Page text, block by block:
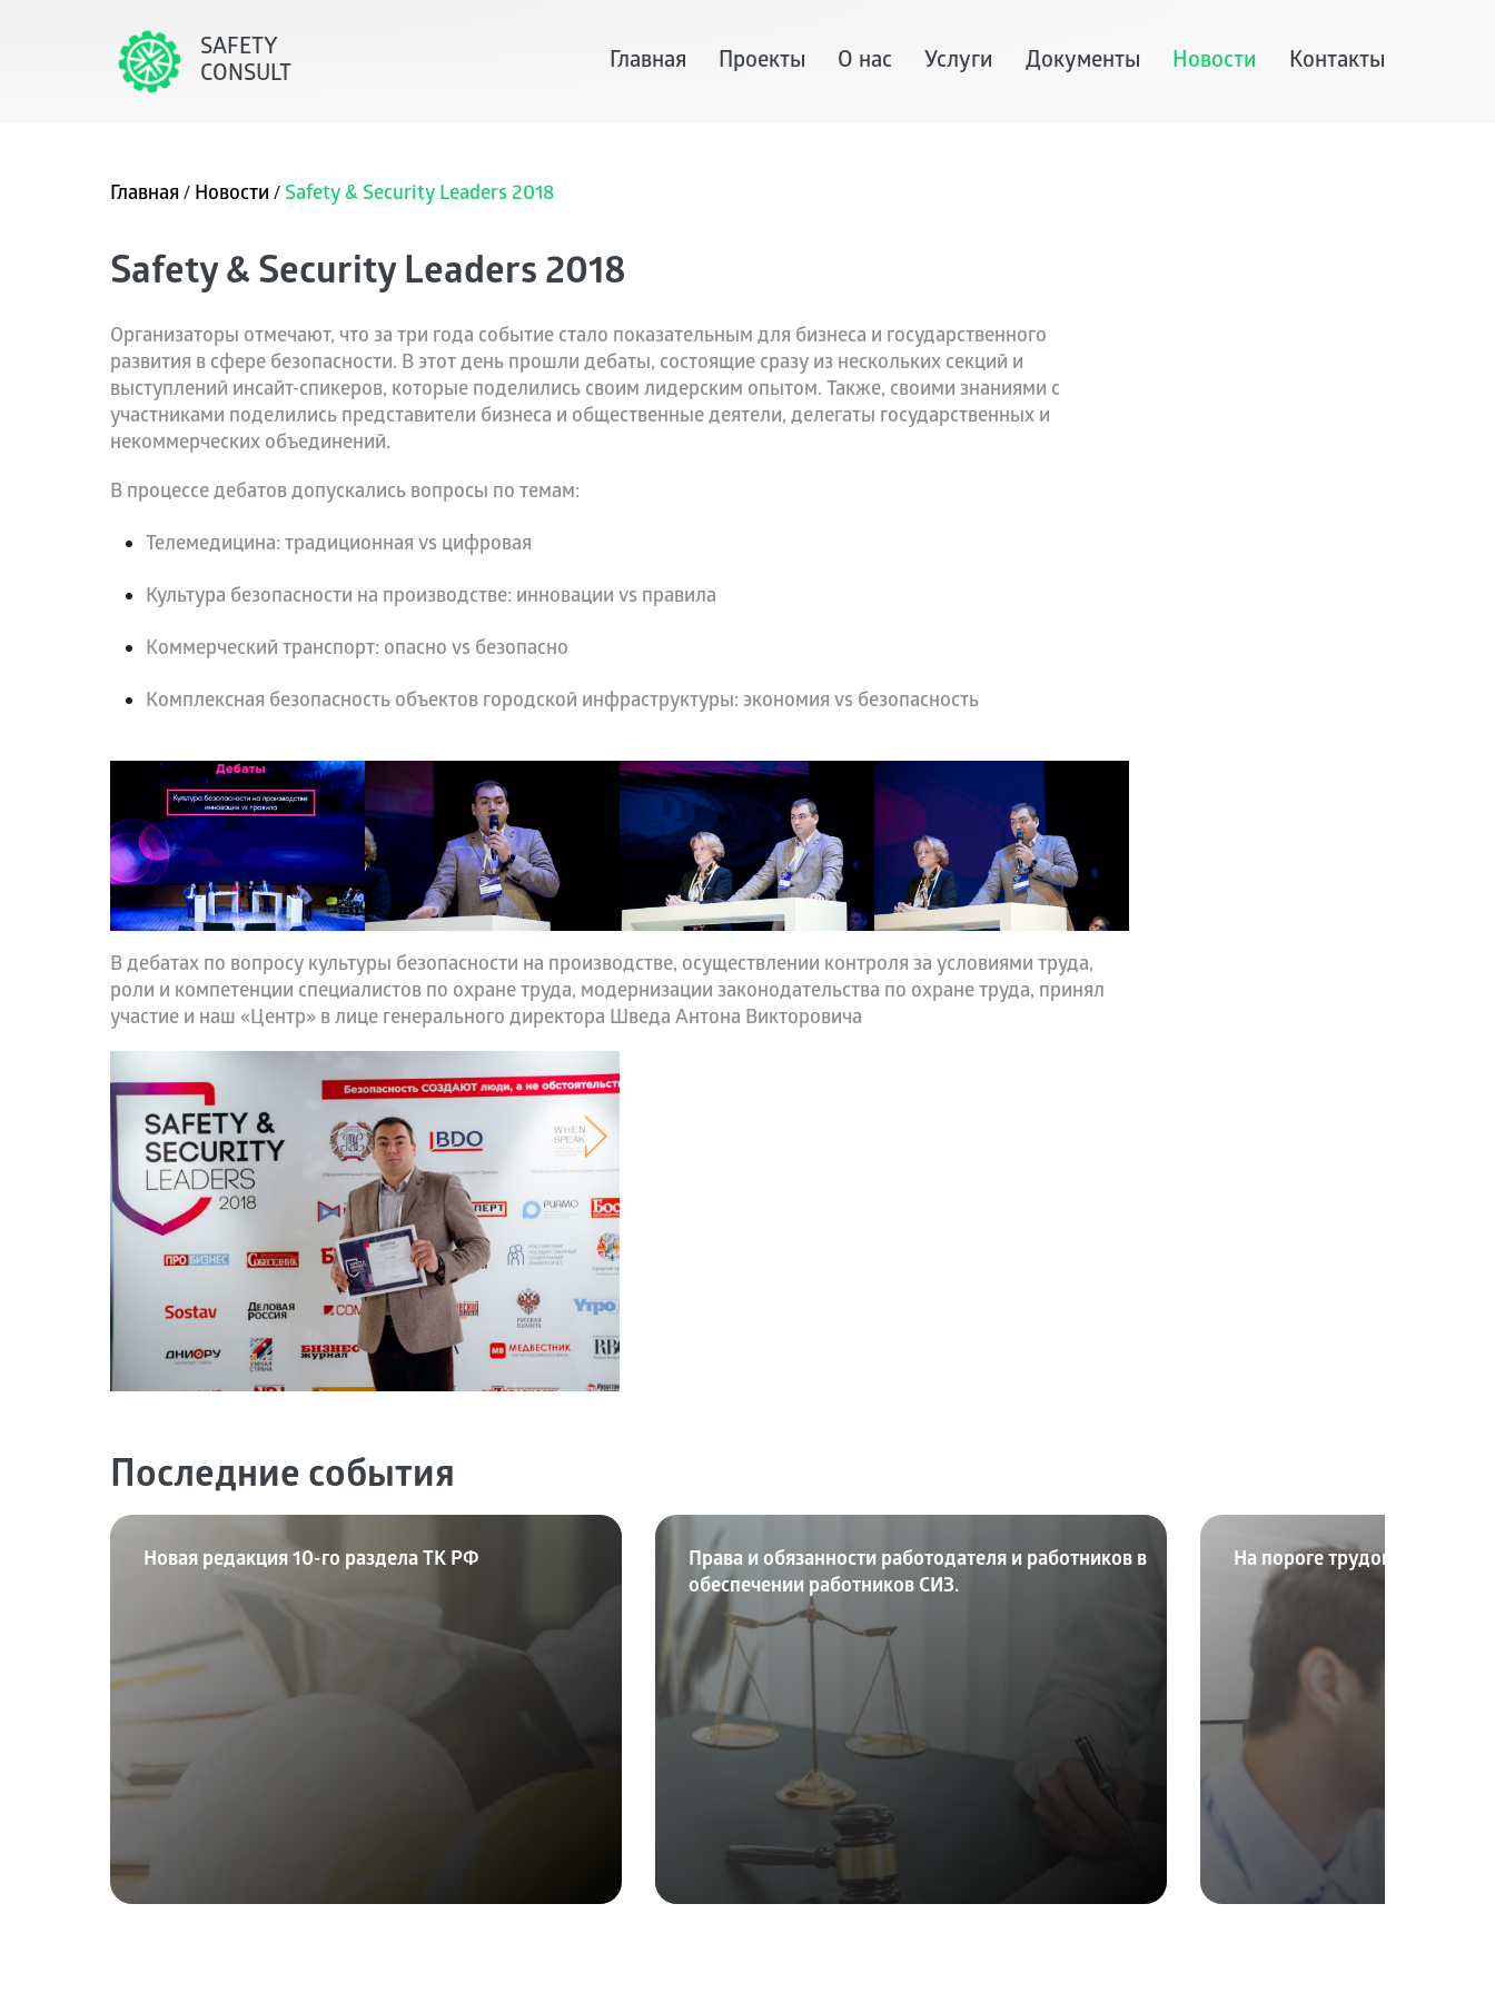
SAFETY
CONSULT
Главная Проекты О нас Услуги Документы Новости Контакты
Главная/ Новости / Safety & Security Leaders 2018
Safety & Security Leaders 2018
Организаторы отмечают, что за три года событие стало показательным для бизнеса и государственного
развития в сфере безопасности. В этот день прошли дебаты, состоящие сразу из нескольких секций и
выступлений инсайт-спикеров, которые поделились своим лидерским опытом. Также, своими знаниями с
участниками поделились представители бизнеса и общественные деятели, делегаты государственных и
некоммерческих объединений.
В процессе дебатов допускались вопросы по темам:
Телемедицина: традиционная vs цифровая
Культура безопасности на производстве: инновации vs правила
Коммерческий транспорт: опасно vs безопасно
Комплексная безопасность объектов городской инфраструктуры: экономия vs безопасность
В дебатах по вопросу культуры безопасности на производстве, осуществлении контроля за условиями труда,
роли и компетенции специалистов по охране труда, модернизации законодательства по охране труда, принял
участие и наш «Центр» в лице генерального директора Шведа Антона Викторовича
Последние события
Новая редакция 10-го раздела ТК РФ
Права и обязанности работодателя и работников в
обеспечении работников СИЗ.
На пороге трудовой